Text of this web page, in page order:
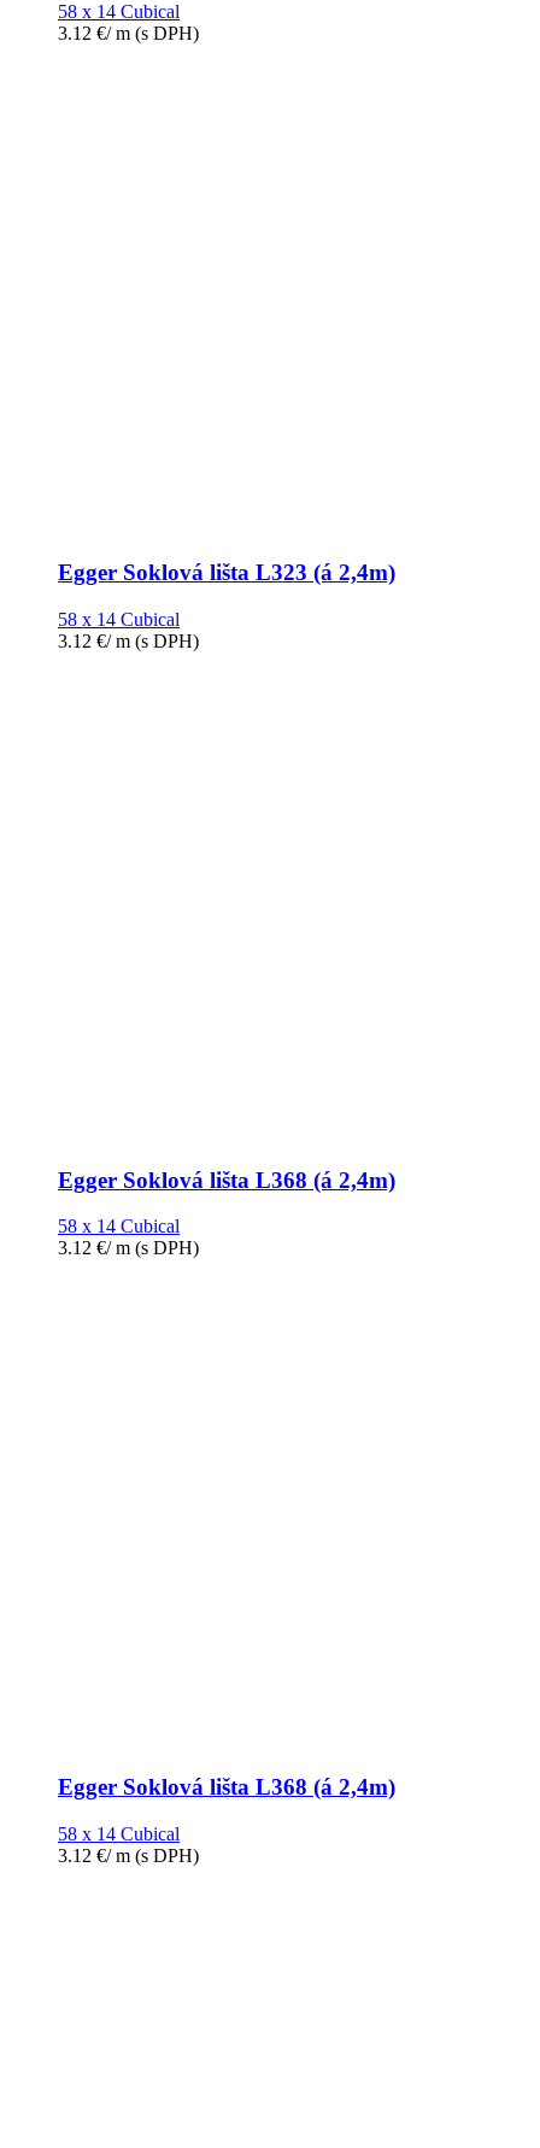
58 x 14 Cubical
3.12 €/ m (s DPH)
Egger Soklová lišta L323 (á 2,4m)
58 x 14 Cubical
3.12 €/ m (s DPH)
Egger Soklová lišta L368 (á 2,4m)
58 x 14 Cubical
3.12 €/ m (s DPH)
Egger Soklová lišta L368 (á 2,4m)
58 x 14 Cubical
3.12 €/ m (s DPH)